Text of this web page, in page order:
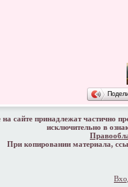
сайте принадлежат частично
исключительно в
При копировании материала,